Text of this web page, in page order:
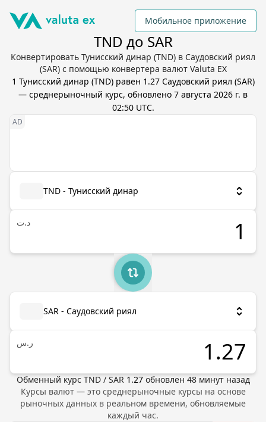
Мобильное приложение
TND до SAR
Конвертировать Тунисский динар (TND) в Саудовский риял
(SAR) с помощью конвертера валют Valuta EX
1 Тунисский динар (TND) равен 1.27 Саудовский риял (SAR)
— среднерыночный курс, обновлено 7 августа 2026 г. в
02:50 UTC.
TND - Тунисский динар
د.ت
SAR - Саудовский риял
ر.س
Обменный курс TND/ SAR 1.27 обновлен 48минут назад
Курсы валют — это среднерыночные курсы на основе
рыночных данных в реальном времени, обновляемые
каждый час.